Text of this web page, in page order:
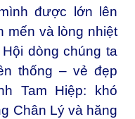
được lớn lên
mến và lòng nhiệt
dòng chúng ta
thống – vẻ đẹp
Tam Hiệp: khó
Chân Lý và hăng